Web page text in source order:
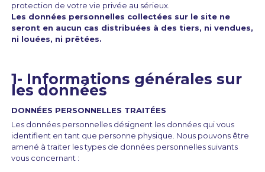
protection de votre vie privée au sérieux.
Les données personnelles collectées sur le site ne
seront en aucun cas distribuées à des tiers, ni vendues,
ni louées, ni prêtées.
1- Informations générales sur
les données
DONNÉES PERSONNELLES TRAITÉES
Les données personnelles désignent les données qui vous
identifient en tant que personne physique. Nous pouvons être
amené à traiter les types de données personnelles suivants
vous concernant :